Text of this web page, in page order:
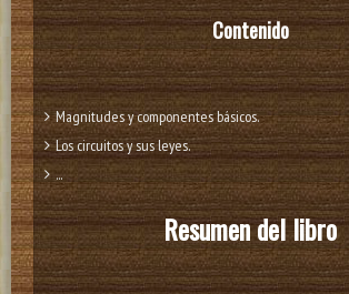
Contenido
Magnitudes y componentes básicos.
Los circuitos y sus leyes.
...
Resumen del libro